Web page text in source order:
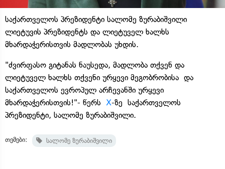
საქართველოს პრეზიდენტი სალომე ზურაბიშვილი
ლიეტუვის პრეზიდენტს და ლიეტუველ ხალხს
მხარდაჭერისთვის მადლობას უხდის.
"ძვირფასო გიტანას ნაუსედა, მადლობა თქვენ და
ლიეტუველ ხალხს თქვენი ურყევი მეგობრობისა და
საქართველოს ევროპულ არჩევანში ურყევი
მხარდაჭერისთვის!"- წერს X-ზე საქართველოს
პრეზიდენტი, სალომე ზურაბიშვილი.
თემები: სალომე ზურაბიშვილი